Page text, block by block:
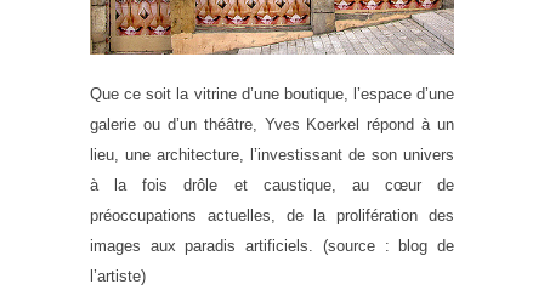
Que ce soit la vitrine d’une boutique, l’espace d’une
galerie ou d’un théâtre, Yves Koerkel répond à un
lieu, une architecture, l’investissant de son univers
à la fois drôle et caustique, au cœur de
préoccupations actuelles, de la prolifération des
images aux paradis artificiels. (source : blog de
l’artiste)